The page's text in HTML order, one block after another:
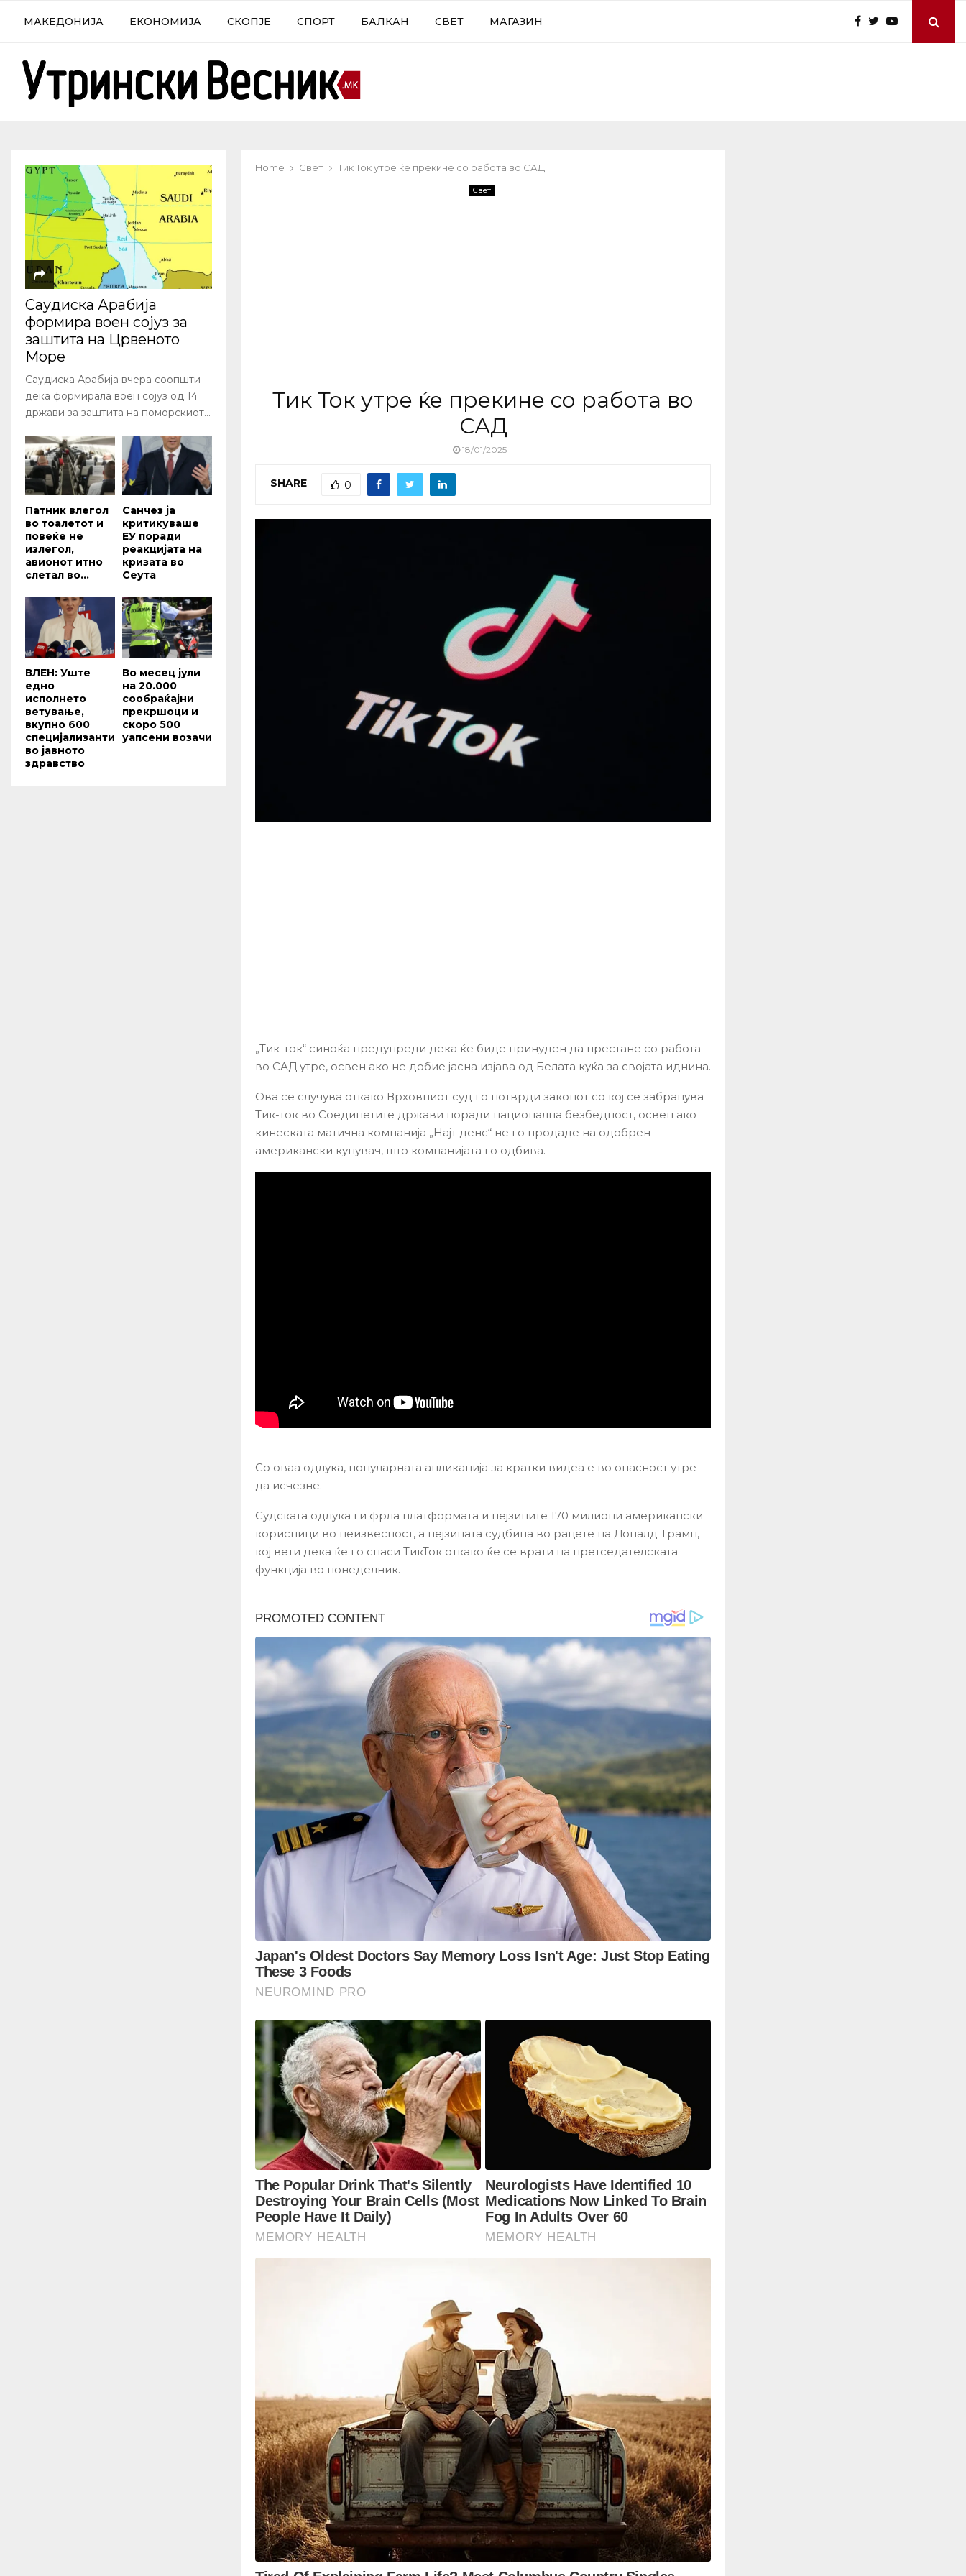
МАКЕДОНИЈА ЕКОНОМИЈА СКОПЈЕ СПОРТ БАЛКАН СВЕТ МАГАЗИН
Home Свет Тик Ток утре ќе прекине со работа во САД
Свет
Тик Ток утре ќе прекине со работа во
САД
18/01/2025
SHARE 0
„Тик-ток“ синоќа предупреди дека ќе биде принуден да престане со работа
во САД утре, освен ако не добие јасна изјава од Белата куќа за својата иднина.
Ова се случува откако Врховниот суд го потврди законот со кој се забранува
Тик-ток во Соединетите држави поради национална безбедност, освен ако
кинеската матична компанија „Најт денс“ не го продаде на одобрен
американски купувач, што компанијата го одбива.
Со оваа одлука, популарната апликација за кратки видеа е во опасност утре
да исчезне.
Судската одлука ги фрла платформата и нејзините 170 милиони американски
корисници во неизвесност, а нејзината судбина во рацете на Доналд Трамп,
кој вети дека ќе го спаси ТикТок откако ќе се врати на претседателската
функција во понеделник.
Саудиска Арабија
формира воен сојуз за
заштита на Црвеното
Море
Саудиска Арабија вчера соопшти
дека формирала воен сојуз од 14
држави за заштита на поморскиот...
Патник влегол
во тоалетот и
повеќе не
излегол,
авионот итно
слетал во...
Санчез ја
критикуваше
ЕУ поради
реакцијата на
кризата во
Сеута
ВЛЕН: Уште
едно
исполнето
ветување,
вкупно 600
специјализанти
во јавното
здравство
Во месец јули
на 20.000
сообраќајни
прекршоци и
скоро 500
уапсени возачи